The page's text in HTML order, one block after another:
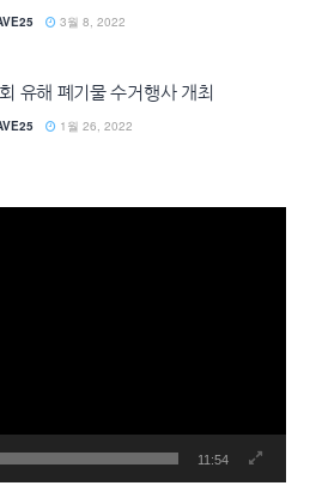
3월 8, 2022
유해 폐기물 수거행사 개최
1월 26, 2022
11:54